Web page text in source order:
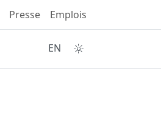
Presse Emplois
EN